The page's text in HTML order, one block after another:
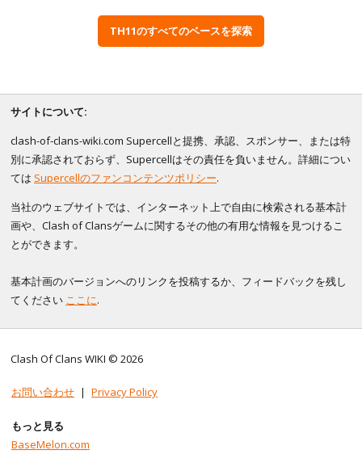
TH11のすべてのベースを探索
サイトについて:
clash-of-clans-wiki.com Supercellと提携、承認、スポンサー、または特
別に承認されておらず、Supercellはその責任を負いません。詳細につい
ては Supercellのファンコンテンツポリシー.
当社のウェブサイトでは、インターネット上で自由に検索される基本計
画や、Clash of Clansゲームに関するその他の有用な情報を見つけるこ
とができます。
基本計画のバージョンへのリンクを投稿するか、フィードバックを残し
てください ここに.
Clash Of Clans WIKI © 2026
お問い合わせ | Privacy Policy
もっと見る
BaseMelon.com